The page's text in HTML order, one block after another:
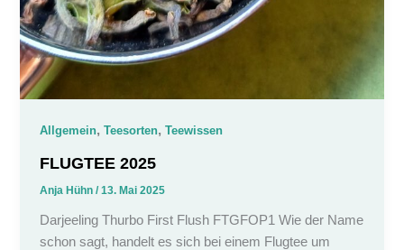
Allgemein,Teesorten,Teewissen
FLUGTEE 2025
Anja Hühn/13. Mai 2025
Darjeeling Thurbo First Flush FTGFOP1 Wie der Name
schon sagt, handelt es sich bei einem Flugtee um